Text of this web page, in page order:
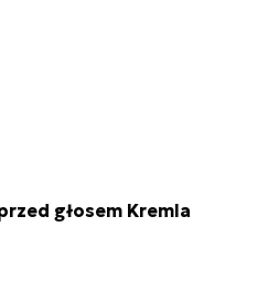
głosem Kremla